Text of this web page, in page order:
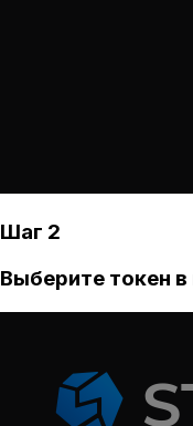
Шаг 2
Выберите токен